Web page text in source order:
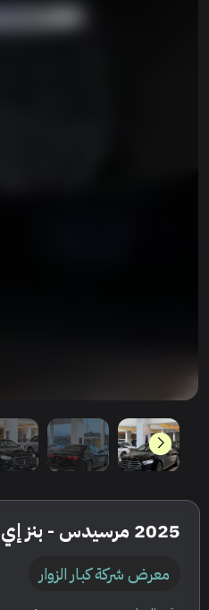
2025 مرسيدس - بنز إي 200
معرض شركة كبار الزوار